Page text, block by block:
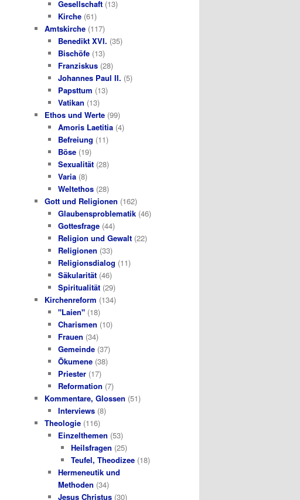
Gesellschaft(13)
Kirche(61)
Amtskirche (117)
Benedikt XVI. (35)
Bischöfe(13)
Franziskus(28)
Johannes Paul II. (5)
Papsttum (13)
Vatikan (13)
Ethos und Werte (99)
Amoris Laetitia(4)
Befreiung (11)
Böse(19)
Sexualität(28)
Varia(8)
Weltethos(28)
Gott und Religionen (162)
Glaubensproblematik(46)
Gottesfrage(44)
Religion und Gewalt(22)
Religionen (33)
Religionsdialog (11)
Säkularität(46)
Spiritualität(29)
Kirchenreform (134)
"Laien"(18)
Charismen (10)
Frauen (34)
Gemeinde(37)
Ökumene(38)
Priester(17)
Reformation (7)
Kommentare, Glossen (51)
Interviews(8)
Theologie (116)
Einzelthemen (53)
Heilsfragen (25)
Teufel, Theodizee (18)
Hermeneutik und
Methoden (34)
Jesus Christus(30)